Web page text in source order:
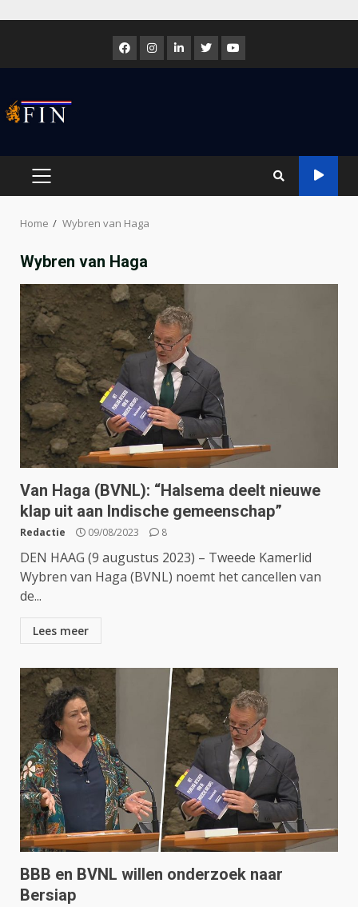
content
FacebookInstagram
LinkedInTwitterYoutube
PRIMARY
Home Wybren van Haga
Wybren van Haga
Van Haga (BVNL): “Halsema deelt nieuwe
klap uit aan Indische gemeenschap”
Redactie 09/08/2023 8
DEN HAAG (9 augustus 2023) – Tweede Kamerlid
Wybren van Haga (BVNL) noemt het cancellen van
de...
Lees meer
BBB en BVNL willen onderzoek naar
Bersiap